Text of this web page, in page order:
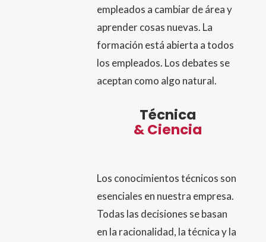
empleados a cambiar de área y
aprender cosas nuevas. La
formación está abierta a todos
los empleados. Los debates se
aceptan como algo natural.
Técnica
& Ciencia
Los conocimientos técnicos son
esenciales en nuestra empresa.
Todas las decisiones se basan
en la racionalidad, la técnica y la